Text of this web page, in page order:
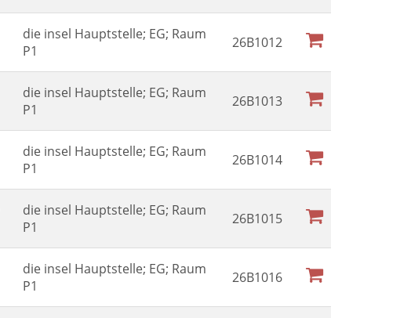
die insel Hauptstelle; EG; Raum
P1
26B1012
die insel Hauptstelle; EG; Raum
P1
26B1013
die insel Hauptstelle; EG; Raum
P1
26B1014
die insel Hauptstelle; EG; Raum
P1
26B1015
die insel Hauptstelle; EG; Raum
P1
26B1016